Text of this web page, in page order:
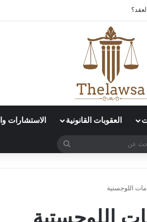
العقوبات القانونية الاستشارات
بحث
اللوجستية